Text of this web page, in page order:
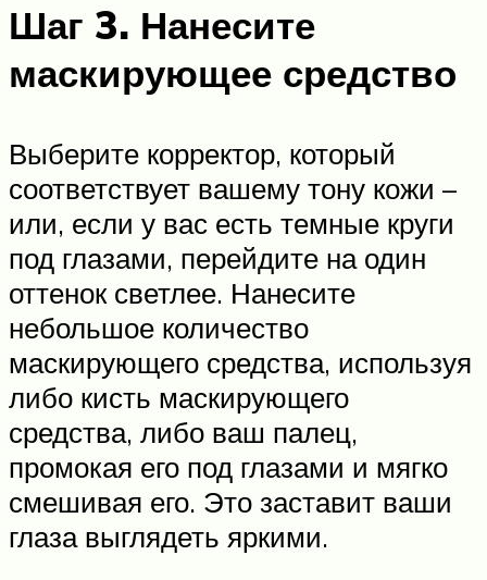
Шаг 3. Нанесите
маскирующее средство
Выберите корректор, который
соответствует вашему тону кожи –
или, если у вас есть темные круги
под глазами, перейдите на один
оттенок светлее. Нанесите
небольшое количество
маскирующего средства, используя
либо кисть маскирующего
средства, либо ваш палец,
промокая его под глазами и мягко
смешивая его. Это заставит ваши
глаза выглядеть яркими.